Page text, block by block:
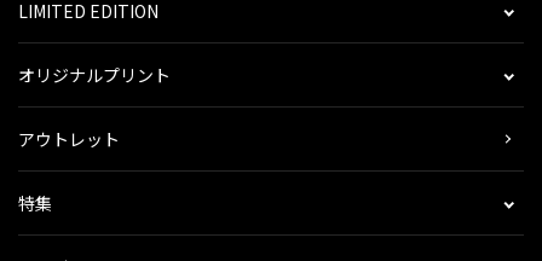
LIMITED EDITION
オリジナルプリント
アウトレット
特集